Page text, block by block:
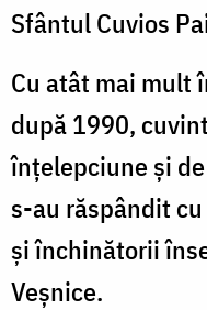
Sfântul Cuvios
Cu atât mai mult
după 1990,
înțelepciune și
s-au răspândit
și închinătorii
Veșnice.